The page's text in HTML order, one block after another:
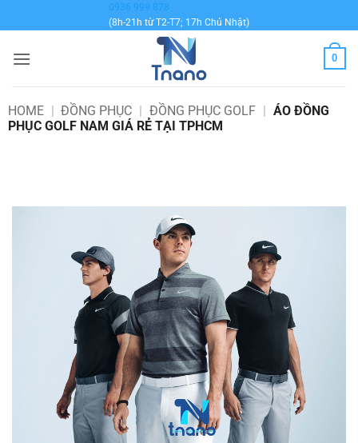
qua
dung
0936 999 878
(8h-21h từ T2-T7; 17h Chủ Nhật)
0
HOME | ĐỒNG PHỤC | ĐỒNG PHỤC GOLF | ÁO ĐỒNG
PHỤC GOLF NAM GIÁ RẺ TẠI TPHCM